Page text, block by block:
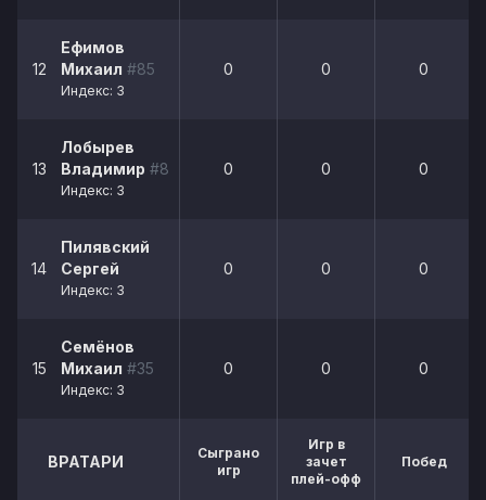
12
Ефимов
Михаил #85
Индекс: 3
0 0 0
13
Лобырев
Владимир #8
Индекс: 3
0 0 0
14
Пилявский
Сергей
Индекс: 3
0 0 0
15
Семёнов
Михаил #35
Индекс: 3
0 0 0
ВРАТАРИ
Сыграно
игр
Игр в
зачет
плей-офф
Побед